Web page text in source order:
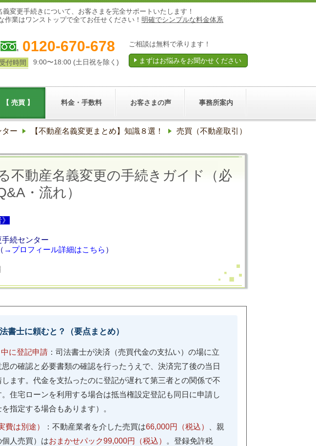
変更手続きについて、お客さまを完全サポートいたします！
作業はワンストップで全てお任せください！ 明確でシンプルな料金体系
0120-670-678
受付時間 9:00〜18:00 (土日祝を除く)
ご相談は無料で承ります！
まずはお悩みをお聞かせください
【 売買 】 料金・手数料 お客さまの声 事務所案内
ー 【不動産名義変更まとめ】知識８選！ 売買（不動産取引）
不動産名義変更の手続きガイド（必
・流れ）
続センター
→ プロフィール詳細はこちら ）
書士に頼むと？（要点まとめ）
に登記申請：司法書士が決済（売買代金の支払い）の場に立
の確認と必要書類の確認を行ったうえで、決済完了後の当日
ます。代金を支払ったのに登記が遅れて第三者との関係で不
住宅ローンを利用する場合は抵当権設定登記も同日に申請し
指定する場合もあります）。
費は別途） ：不動産業者を介した売買は66,000円（税込）
、親
人売買）はおまかせパック99,000円（税込） 。登録免許税